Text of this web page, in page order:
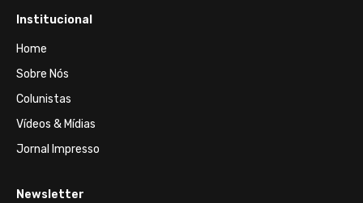
Institucional
Home
Sobre Nós
Colunistas
Vídeos & Mídias
Jornal Impresso
Newsletter